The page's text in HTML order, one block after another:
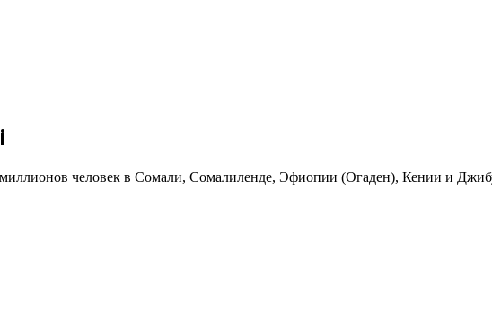
человек в Сомали, Сомалиленде, Эфиопии (Огаден), Кении и